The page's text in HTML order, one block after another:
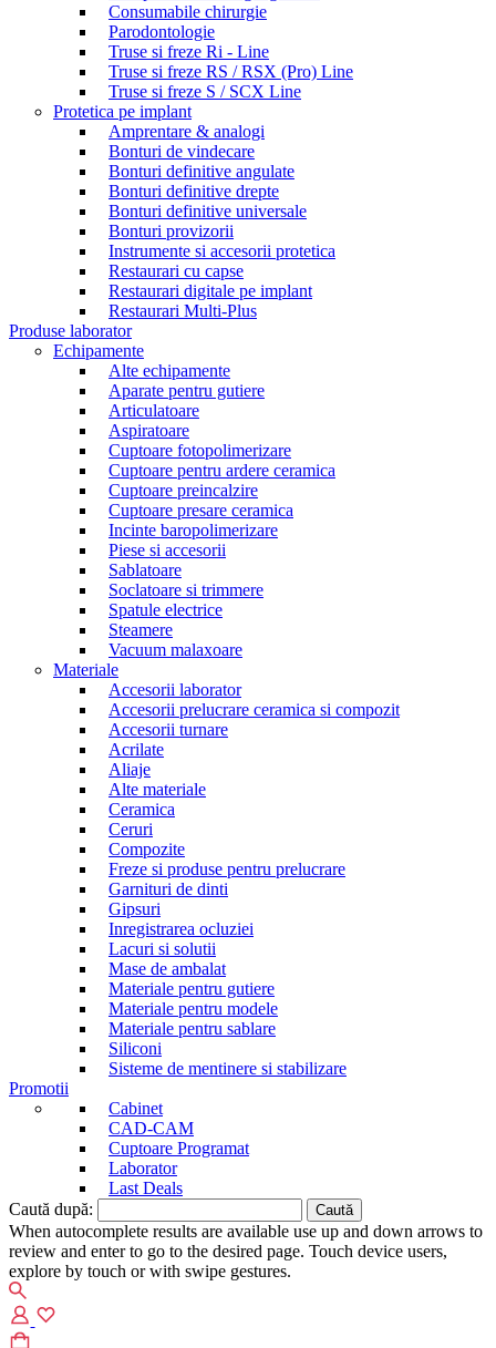
Consumabile chirurgie
Parodontologie
Truse si freze Ri - Line
Truse si freze RS / RSX (Pro) Line
Truse si freze S / SCX Line
Protetica pe implant
Amprentare & analogi
Bonturi de vindecare
Bonturi definitive angulate
Bonturi definitive drepte
Bonturi definitive universale
Bonturi provizorii
Instrumente si accesorii protetica
Restaurari cu capse
Restaurari digitale pe implant
Restaurari Multi-Plus
Produse laborator
Echipamente
Alte echipamente
Aparate pentru gutiere
Articulatoare
Aspiratoare
Cuptoare fotopolimerizare
Cuptoare pentru ardere ceramica
Cuptoare preincalzire
Cuptoare presare ceramica
Incinte baropolimerizare
Piese si accesorii
Sablatoare
Soclatoare si trimmere
Spatule electrice
Steamere
Vacuum malaxoare
Materiale
Accesorii laborator
Accesorii prelucrare ceramica si compozit
Accesorii turnare
Acrilate
Aliaje
Alte materiale
Ceramica
Ceruri
Compozite
Freze si produse pentru prelucrare
Garnituri de dinti
Gipsuri
Inregistrarea ocluziei
Lacuri si solutii
Mase de ambalat
Materiale pentru gutiere
Materiale pentru modele
Materiale pentru sablare
Siliconi
Sisteme de mentinere si stabilizare
Promotii
Cabinet
CAD-CAM
Cuptoare Programat
Laborator
Last Deals
Caută după:
When autocomplete results are available use up and down arrows to
review and enter to go to the desired page. Touch device users,
explore by touch or with swipe gestures.